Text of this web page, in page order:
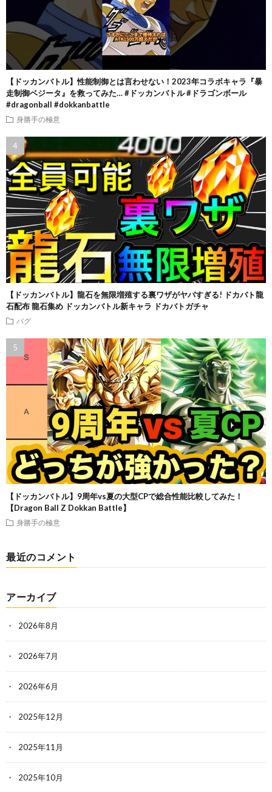
【ドッカンバトル】性能制御とは言わせない！2023年コラボキャラ『暴
走制御ベジータ』を救ってみた… #ドッカンバトル #ドラゴンボール
#dragonball #dokkanbattle
身勝手の極意
【ドッカンバトル】龍石を無限増殖する裏ワザがヤバすぎる! ドカバト龍
石配布 龍石集め ドッカンバトル新キャラ ドカバトガチャ
バグ
【ドッカンバトル】9周年vs夏の大型CPで総合性能比較してみた！
【Dragon Ball Z Dokkan Battle】
身勝手の極意
最近のコメント
アーカイブ
2026年8月
2026年7月
2026年6月
2025年12月
2025年11月
2025年10月